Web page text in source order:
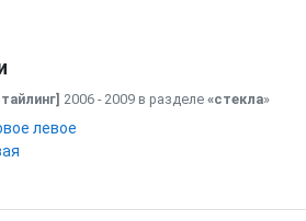
2006 - 2009 в разделе «стекла»
левое